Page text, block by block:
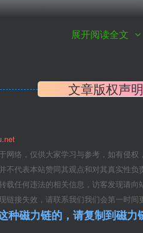
展开阅读全文
文章版权声明
网络，仅供大家学习与参考，如有侵权
代表本站赞同其观点和对其真实性负
载任何违法的相关信息，访客发现请向
接失效，请联系我们我们会第一时间
链的，请复制到磁力链工具